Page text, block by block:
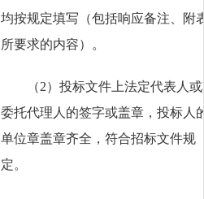
均按规定填写（包括响应备注、附
所要求的内容）。
（2）投标文件上法定代表人
委托代理人的签字或盖章，投标人
单位章盖章齐全，符合招标文件规
定。